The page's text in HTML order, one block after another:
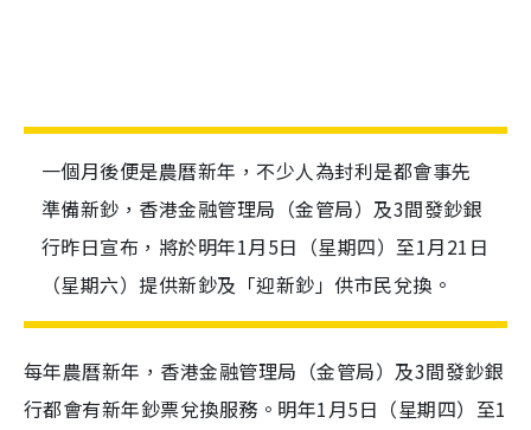
一個月後便是農曆新年，不少人為封利是都會事先
準備新鈔，香港金融管理局（金管局）及3間發鈔銀
行昨日宣布，將於明年1月5日（星期四）至1月21日
（星期六）提供新鈔及「迎新鈔」供市民兌換。
每年農曆新年，香港金融管理局（金管局）及3間發鈔銀
行都會有新年鈔票兌換服務。明年1月5日（星期四）至1